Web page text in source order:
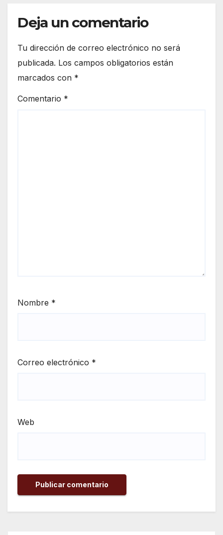
Deja un comentario
Tu dirección de correo electrónico no será
publicada. Los campos obligatorios están
marcados con *
Comentario *
Nombre *
Correo electrónico *
Web